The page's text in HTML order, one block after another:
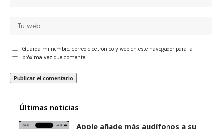
Guarda mi nombre, correo electrónico y web en este navegador para la
próxima vez que comente.
Últimas noticias
Apple añade más audífonos a su